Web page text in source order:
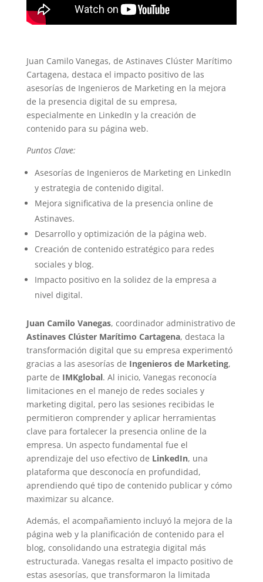
Juan Camilo Vanegas, de Astinaves Clúster Marítimo
Cartagena, destaca el impacto positivo de las
asesorías de Ingenieros de Marketing en la mejora
de la presencia digital de su empresa,
especialmente en LinkedIn y la creación de
contenido para su página web.
Puntos Clave:
Asesorías de Ingenieros de Marketing en LinkedIn
y estrategia de contenido digital.
Mejora significativa de la presencia online de
Astinaves.
Desarrollo y optimización de la página web.
Creación de contenido estratégico para redes
sociales y blog.
Impacto positivo en la solidez de la empresa a
nivel digital.
Juan Camilo Vanegas, coordinador administrativo de
Astinaves Clúster Marítimo Cartagena, destaca la
transformación digital que su empresa experimentó
gracias a las asesorías de Ingenieros de Marketing,
parte de IMKglobal. Al inicio, Vanegas reconocía
limitaciones en el manejo de redes sociales y
marketing digital, pero las sesiones recibidas le
permitieron comprender y aplicar herramientas
clave para fortalecer la presencia online de la
empresa. Un aspecto fundamental fue el
aprendizaje del uso efectivo de LinkedIn, una
plataforma que desconocía en profundidad,
aprendiendo qué tipo de contenido publicar y cómo
maximizar su alcance.
Además, el acompañamiento incluyó la mejora de la
página web y la planificación de contenido para el
blog, consolidando una estrategia digital más
estructurada. Vanegas resalta el impacto positivo de
estas asesorías, que transformaron la limitada